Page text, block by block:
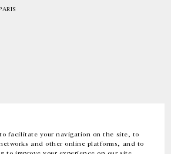
facilitate your navigation on the site, to
and other online platforms, and to
Instagram